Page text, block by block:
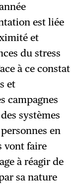
est liée
et
du stress
à ce constat
et
campagnes
systèmes
en
vont faire
à réagir de
sa nature